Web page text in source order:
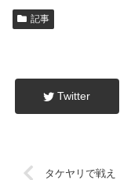
記事
Twitter
タケヤリで戦え